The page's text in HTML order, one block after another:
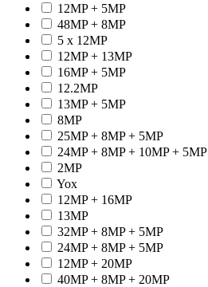
12MP + 5MP
48MP + 8MP
5 x 12MP
12MP + 13MP
16MP + 5MP
12.2MP
13MP + 5MP
8MP
25MP + 8MP + 5MP
24MP + 8MP + 10MP + 5MP
2MP
Yox
12MP + 16MP
13MP
32MP + 8MP + 5MP
24MP + 8MP + 5MP
12MP + 20MP
40MP + 8MP + 20MP